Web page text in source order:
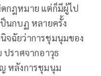
ดกฎหมาย แต่ก็มีผู้ไป
ป็นกบฏ หลายครั้ง
จฉัยว่าการชุมนุมของ
ราศจากอาวุธ
หลังการชุมนุม